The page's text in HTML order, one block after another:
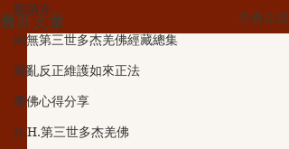
聖蹟寺
南無第三世多杰羌佛經藏總集
撥亂反正維護如來正法
學佛心得分享
H.H.第三世多杰羌佛
最新文章 查看全部